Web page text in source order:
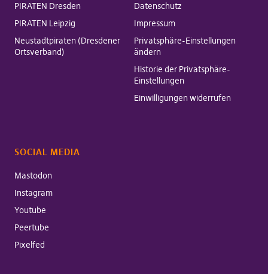
PIRATEN Dresden
PIRATEN Leipzig
Neustadtpiraten (Dresdener
Ortsverband)
Datenschutz
Impressum
Privatsphäre-Einstellungen
ändern
Historie der Privatsphäre-
Einstellungen
Einwilligungen widerrufen
SOCIAL MEDIA
Mastodon
Instagram
Youtube
Peertube
Pixelfed